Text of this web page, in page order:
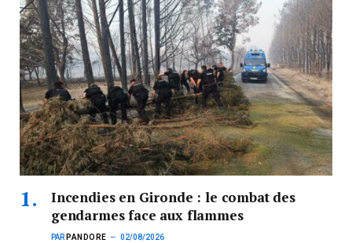
Incendies en Gironde : le combat des
gendarmes face aux flammes
PAR PANDORE 02/08/2026